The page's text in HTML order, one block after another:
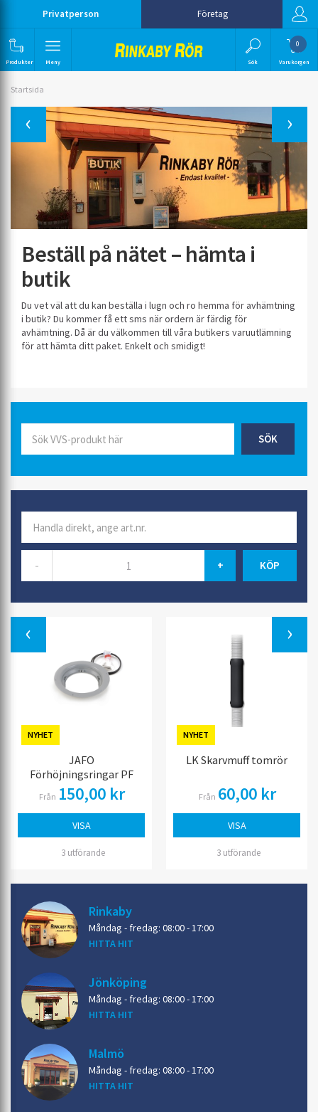
Privatperson Företag
Produkter Meny Sök
0
Varukorgen
Startsida
Previous
Beställ på nätet – hämta i
butik
Du vet väl att du kan beställa i lugn och ro hemma för avhämtning
i butik? Du kommer få ett sms när ordern är färdig för
avhämtning. Då är du välkommen till våra butikers varuutlämning
för att hämta ditt paket. Enkelt och smidigt!
SÖK
- +
Previous
NYHET
JAFO
Förhöjningsringar PF
Från150,00 kr
VISA
3 utförande
NYHET
LK Skarvmuff tomrör
Från60,00 kr
VISA
3 utförande
Rinkaby
Måndag - fredag: 08:00 - 17:00
HITTA HIT
Jönköping
Måndag - fredag: 08:00 - 17:00
HITTA HIT
Malmö
Måndag - fredag: 08:00 - 17:00
HITTA HIT